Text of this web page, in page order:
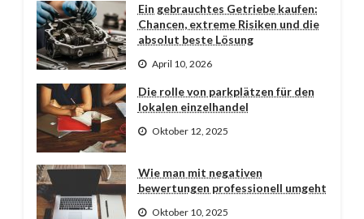
Ein gebrauchtes Getriebe kaufen:
Chancen, extreme Risiken und die
absolut beste Lösung
April 10, 2026
Die rolle von parkplätzen für den
lokalen einzelhandel
Oktober 12, 2025
Wie man mit negativen
bewertungen professionell umgeht
Oktober 10, 2025